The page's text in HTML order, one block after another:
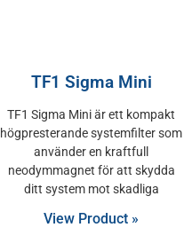
TF1 Sigma Mini
TF1 Sigma Mini är ett kompakt
högpresterande systemfilter som
använder en kraftfull
neodymmagnet för att skydda
ditt system mot skadliga
View Product »